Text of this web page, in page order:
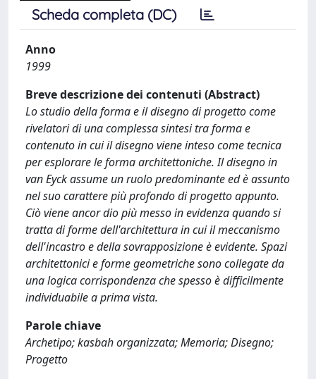
Scheda completa (DC)
Anno
1999
Breve descrizione dei contenuti (Abstract)
Lo studio della forma e il disegno di progetto come
rivelatori di una complessa sintesi tra forma e
contenuto in cui il disegno viene inteso come tecnica
per esplorare le forma architettoniche. Il disegno in
van Eyck assume un ruolo predominante ed è assunto
nel suo carattere più profondo di progetto appunto.
Ciò viene ancor dio più messo in evidenza quando si
tratta di forme dell'architettura in cui il meccanismo
dell'incastro e della sovrapposizione è evidente. Spazi
architettonici e forme geometriche sono collegate da
una logica corrispondenza che spesso è difficilmente
individuabile a prima vista.
Parole chiave
Archetipo; kasbah organizzata; Memoria; Disegno;
Progetto